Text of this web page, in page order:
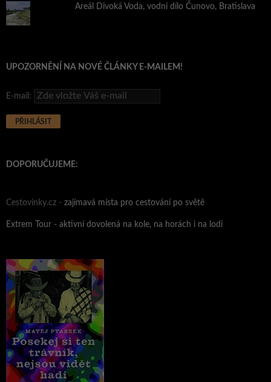
Areál Divoká Voda, vodní dílo Čunovo, Bratislava
UPOZORNĚNÍ NA NOVÉ ČLÁNKY E-MAILEM!
E-mail:
DOPORUČUJEME:
Cestovinky.cz - zajímavá místa pro cestování po světě
Extrem Tour - aktivní dovolená na kole, na horách i na lodi